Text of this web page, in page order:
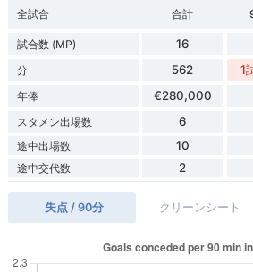
全試合 合計
試合数 (MP)
16
分 562 1
年俸 €280,000
スタメン出場数 6
途中出場数 10
途中交代数 2
失点 / 90分 クリーンシート